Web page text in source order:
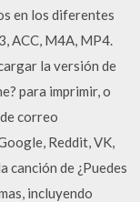
en los diferentes
ACC, M4A, MP4.
la versión de
para imprimir, o
correo
Reddit, VK,
canción de ¿Puedes
incluyendo